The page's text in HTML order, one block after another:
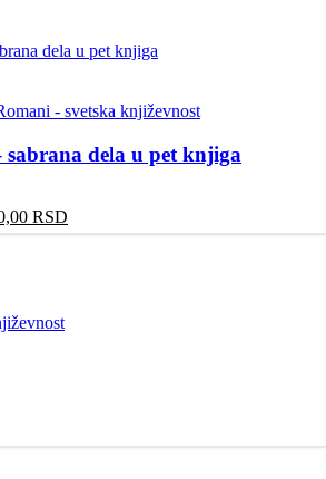
- svetska književnost
dela u pet knjiga
RSD
cena